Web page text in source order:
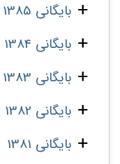
بایگانی 1385
بایگانی 1384
بایگانی 1383
بایگانی 1382
بایگانی 1381